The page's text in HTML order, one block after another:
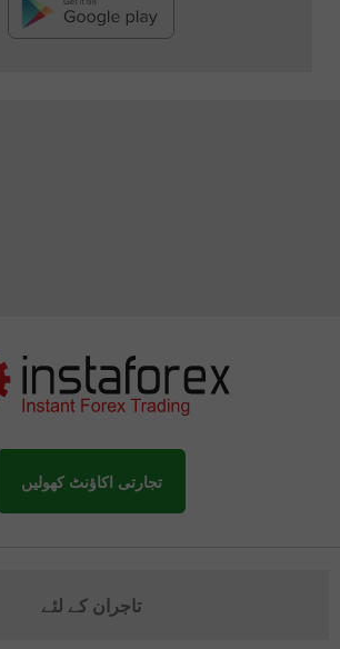
تجارتی اکاؤنٹ کھولیں
تاجران کے لئے